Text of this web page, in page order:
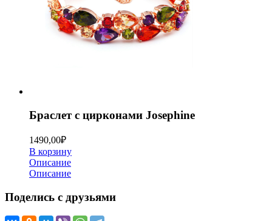
Браслет с цирконами Josephine
1490,00₽
В корзину
Описание
Описание
Поделись с друзьями